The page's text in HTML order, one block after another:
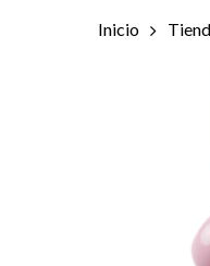
Inicio